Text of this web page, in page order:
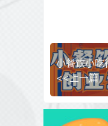
小餐饮小吃
<<上一篇